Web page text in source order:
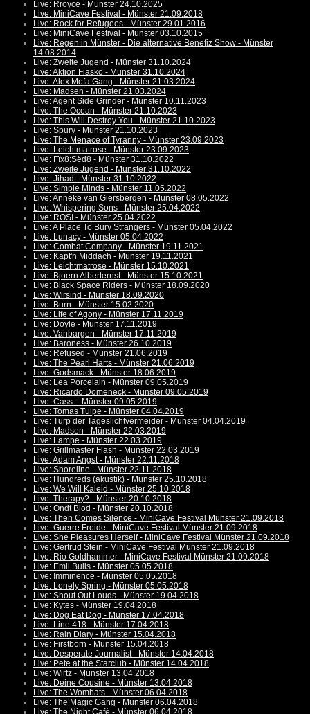
Live: Rroyce - Münster 24.10.2025
Live: MiniCave Festival - Münster 21.09.2018
Live: Rock for Refugees - Münster 29.01.2016
Live: MiniCave Festival - Münster 03.10.2015
Live: Regen in Münster - Die alternative Benefiz Show - Münster
14.08.2014
Live: Zweite Jugend - Münster 31.10.2024
Live: Aktion Fiasko - Münster 31.10.2024
Live: Alex Mofa Gang - Münster 21.03.2024
Live: Madsen - Münster 21.03.2024
Live: Agent Side Grinder - Münster 10.11.2023
Live: The Ocean - Münster 21.10.2023
Live: This Will Destroy You - Münster 21.10.2023
Live: Spurv - Münster 21.10.2023
Live: The Menace of Tyranny - Münster 23.09.2023
Live: Leichtmatrose - Münster 23.09.2023
Live: Fïx8:Sëd8 - Münster 31.10.2022
Live: Zweite Jugend - Münster 31.10.2022
Live: Jihad - Münster 31.10.2022
Live: Simple Minds - Münster 11.05.2022
Live: Anneke van Giersbergen - Münster 08.05.2022
Live: Whispering Sons - Münster 25.04.2022
Live: ROSI - Münster 25.04.2022
Live: A Place To Bury Strangers - Münster 05.04.2022
Live: Lunacy - Münster 05.04.2022
Live: Combat Company - Münster 19.11.2021
Live: Käpt'n Middach - Münster 19.11.2021
Live: Leichtmatrose - Münster 15.10.2021
Live: Bjoern Alberternst - Münster 15.10.2021
Live: Black Space Riders - Münster 18.09.2020
Live: Wirsind - Münster 18.09.2020
Live: Burn - Münster 15.02.2020
Live: Life of Agony - Münster 17.11.2019
Live: Doyle - Münster 17.11.2019
Live: Vanbargen - Münster 17.11.2019
Live: Baroness - Münster 26.10.2019
Live: Refused - Münster 21.06.2019
Live: The Pearl Harts - Münster 21.06.2019
Live: Godsmack - Münster 18.06.2019
Live: Lea Porcelain - Münster 09.05.2019
Live: Ricardo Domeneck - Münster 09.05.2019
Live: Cass. - Münster 09.05.2019
Live: Tomas Tulpe - Münster 04.04.2019
Live: Turp der Tageslichtvermeider - Münster 04.04.2019
Live: Madsen - Münster 22.03.2019
Live: Lampe - Münster 22.03.2019
Live: Grillmaster Flash - Münster 22.03.2019
Live: Adam Angst - Münster 22.11.2018
Live: Shoreline - Münster 22.11.2018
Live: Hundreds (akustik) - Münster 25.10.2018
Live: We Will Kaleid - Münster 25.10.2018
Live: Therapy? - Münster 20.10.2018
Live: Ondt Blod - Münster 20.10.2018
Live: Then Comes Silence - MiniCave Festival Münster 21.09.2018
Live: Guerre Froide - MiniCave Festival Münster 21.09.2018
Live: She Pleasures Herself - MiniCave Festival Münster 21.09.2018
Live: Gertrud Stein - MiniCave Festival Münster 21.09.2018
Live: Rio Goldhammer - MiniCave Festival Münster 21.09.2018
Live: Emil Bulls - Münster 05.05.2018
Live: Imminence - Münster 05.05.2018
Live: Lonely Spring - Münster 05.05.2018
Live: Shout Out Louds - Münster 19.04.2018
Live: Kytes - Münster 19.04.2018
Live: Dog Eat Dog - Münster 17.04.2018
Live: Line 418 - Münster 17.04.2018
Live: Rain Diary - Münster 15.04.2018
Live: Firstborn - Münster 15.04.2018
Live: Desperate Journalist - Münster 14.04.2018
Live: Pete at the Starclub - Münster 14.04.2018
Live: Wirtz - Münster 13.04.2018
Live: Deine Cousine - Münster 13.04.2018
Live: The Wombats - Münster 06.04.2018
Live: The Magic Gang - Münster 06.04.2018